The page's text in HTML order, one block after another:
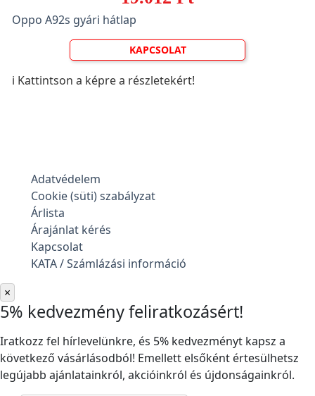
Oppo A92s gyári hátlap
KAPCSOLAT
ℹ️ Kattintson a képre a részletekért!
Adatvédelem
Cookie (süti) szabályzat
Árlista
Árajánlat kérés
Kapcsolat
KATA / Számlázási információ
×
5% kedvezmény feliratkozásért!
Iratkozz fel hírlevelünkre, és 5% kedvezményt kapsz a
következő vásárlásodból! Emellett elsőként értesülhetsz
legújabb ajánlatainkról, akcióinkról és újdonságainkról.